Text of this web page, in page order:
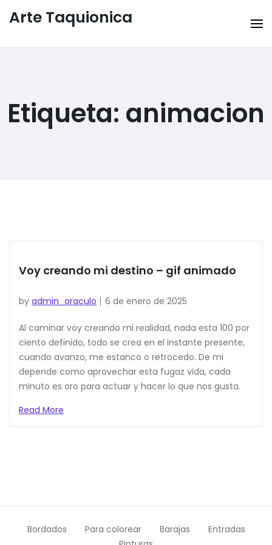
Arte Taquionica
Etiqueta: animacion
Voy creando mi destino – gif animado
by admin_oraculo 6 de enero de 2025
Al caminar voy creando mi realidad, nada esta 100 por
ciento definido, todo se crea en el instante presente,
cuando avanzo, me estanco o retrocedo. De mi
depende como aprovechar esta fugaz vida, cada
minuto es oro para actuar y hacer lo que nos gusta.
Read More
Bordados Para colorear Barajas
Entradas